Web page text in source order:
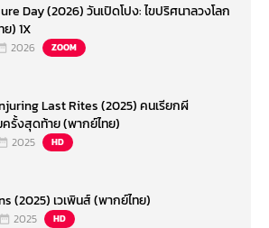
Day (2026) วันเปิดโปง: ไขปริศนาลวงโลก
) 1X
2026 ZOOM
Last Rites (2025) คนเรียกผี
รั้งสุดท้าย (พากย์ไทย)
2025 HD
(2025) เวเพินส์ (พากย์ไทย)
2025 HD